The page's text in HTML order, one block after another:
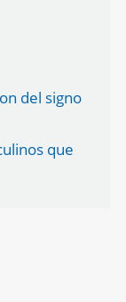
del signo
que